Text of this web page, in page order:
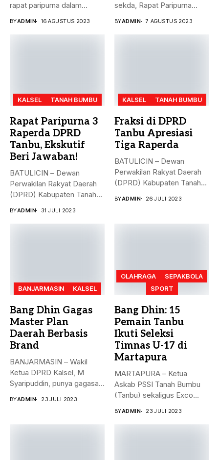
rapat paripurna dalam
BYADMIN 16 AGUSTUS 2023
sekda, Rapat Paripurna
BYADMIN 7 AGUSTUS 2023
KALSEL TANAH BUMBU
Rapat Paripurna 3
Raperda DPRD
Tanbu, Ekskutif
Beri Jawaban!
BATULICIN – Dewan
Perwakilan Rakyat Daerah
(DPRD) Kabupaten Tanah
BYADMIN 31 JULI 2023
KALSEL TANAH BUMBU
Fraksi di DPRD
Tanbu Apresiasi
Tiga Raperda
BATULICIN – Dewan
Perwakilan Rakyat Daerah
(DPRD) Kabupaten Tanah
BYADMIN 26 JULI 2023
BANJARMASIN KALSEL
Bang Dhin Gagas
Master Plan
Daerah Berbasis
Brand
BANJARMASIN – Wakil
Ketua DPRD Kalsel, M
Syaripuddin, punya gagasan
BYADMIN 23 JULI 2023
OLAHRAGA
SEPAKBOLA
SPORT
Bang Dhin: 15
Pemain Tanbu
Ikuti Seleksi
Timnas U-17 di
Martapura
MARTAPURA – Ketua
Askab PSSI Tanah Bumbu
(Tanbu) sekaligus Exco
BYADMIN 23 JULI 2023